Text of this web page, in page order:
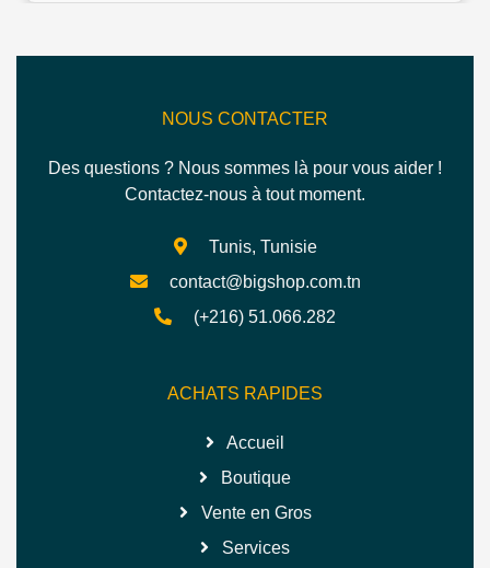
NOUS CONTACTER
Des questions ? Nous sommes là pour vous aider !
Contactez-nous à tout moment.
Tunis, Tunisie
contact@bigshop.com.tn
(+216) 51.066.282
ACHATS RAPIDES
Accueil
Boutique
Vente en Gros
Services